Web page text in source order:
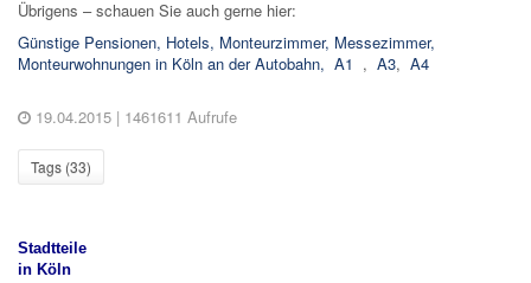
Übrigens – schauen Sie auch gerne hier:
Günstige Pensionen, Hotels, Monteurzimmer, Messezimmer,
Monteurwohnungen in Köln an der Autobahn, A1 , A3, A4
19.04.2015 | 1461611 Aufrufe
Tags (33)
Stadtteile
in Köln